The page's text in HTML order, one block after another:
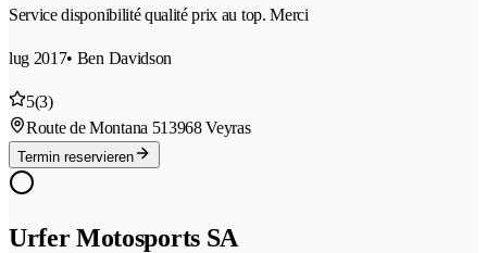
Service disponibilité qualité prix au top. Merci
lug 2017• Ben Davidson
5(3)
Route de Montana 513968 Veyras
Termin reservieren
Urfer Motosports SA